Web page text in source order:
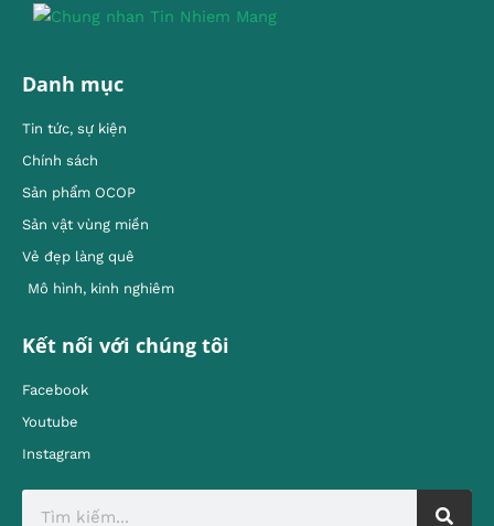
Danh mục
Tin tức, sự kiện
Chính sách
Sản phẩm OCOP
Sản vật vùng miền
Vẻ đẹp làng quê
Mô hình, kinh nghiêm
Kết nối với chúng tôi
Facebook
Youtube
Instagram